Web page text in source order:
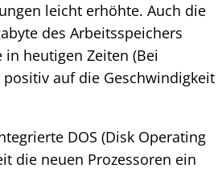
leicht erhöhte. Auch die
des Arbeitsspeichers
heutigen Zeiten (Bei
auf die Geschwindigkeit
DOS (Disk Operating
die neuen Prozessoren ein